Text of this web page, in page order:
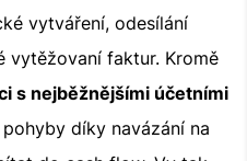
vytváření, odesílání
faktur. Kromě
s nejběžnějšími účetními
díky navázání na